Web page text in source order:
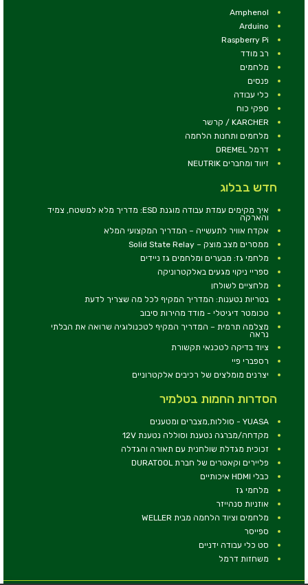
Amphenol
Arduino
Raspberry Pi
רב מודד
מלחמים
פנסים
כלי עבודה
ספקי כוח
KARCHER / קרשר
מלחמים ותחנות הלחמה
דרמל DREMEL
זיווד ומחברים NEUTRIK
חדש בבלוג
איך מקימים עמדת עבודה מוגנת ESD: מדריך מלא למשטח, צמיד
והארקה
אקדח אוויר לתעשייה – המדריך המקצועי המלא
ממסרים מצב מוצק – Solid State Relay
מלחמי גז: מבערים ומלחמים גז ניידים
ספריי ניקוי מגעים באלקטרוניקה
מלחציים לשולחן
בטריות נטענות: המדריך המקיף לכל מה שצריך לדעת
טכומטר דיגיטלי - מודד מהירות סיבוב
מצלמה תרמית – המדריך המקיף לטכנולוגיה שרואה את הבלתי
נראה
ציוד בדיקה לטכנאי תקשורת
רספברי פיי
יצרנים מומלצים של רכיבים אלקטרוניים
הסדרות החמות בטלמיר
YUASA - סוללות,מצברים ומטענים
מקדחה/מברגה נטענת וסוללה נטענת 12V
זכוכית מגדלת שולחנית עם תאורה והגדלה
פליירים וקאטרים של חברת DURATOOL
כבלי HDMI איכותיים
מלחמי גז
אוזניות סנהייזר
מלחמים וציוד הלחמה מבית WELLER
ספייסר
סט כלי עבודה ידניים
משחזות דרמל